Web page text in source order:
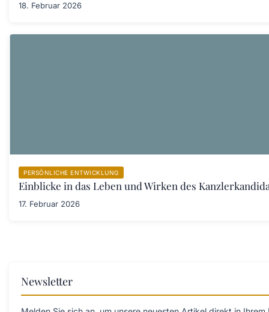
18. Februar 2026
PERSÖNLICHE ENTWICKLUNG
Einblicke in das Leben und Wirken des
17. Februar 2026
Newsletter